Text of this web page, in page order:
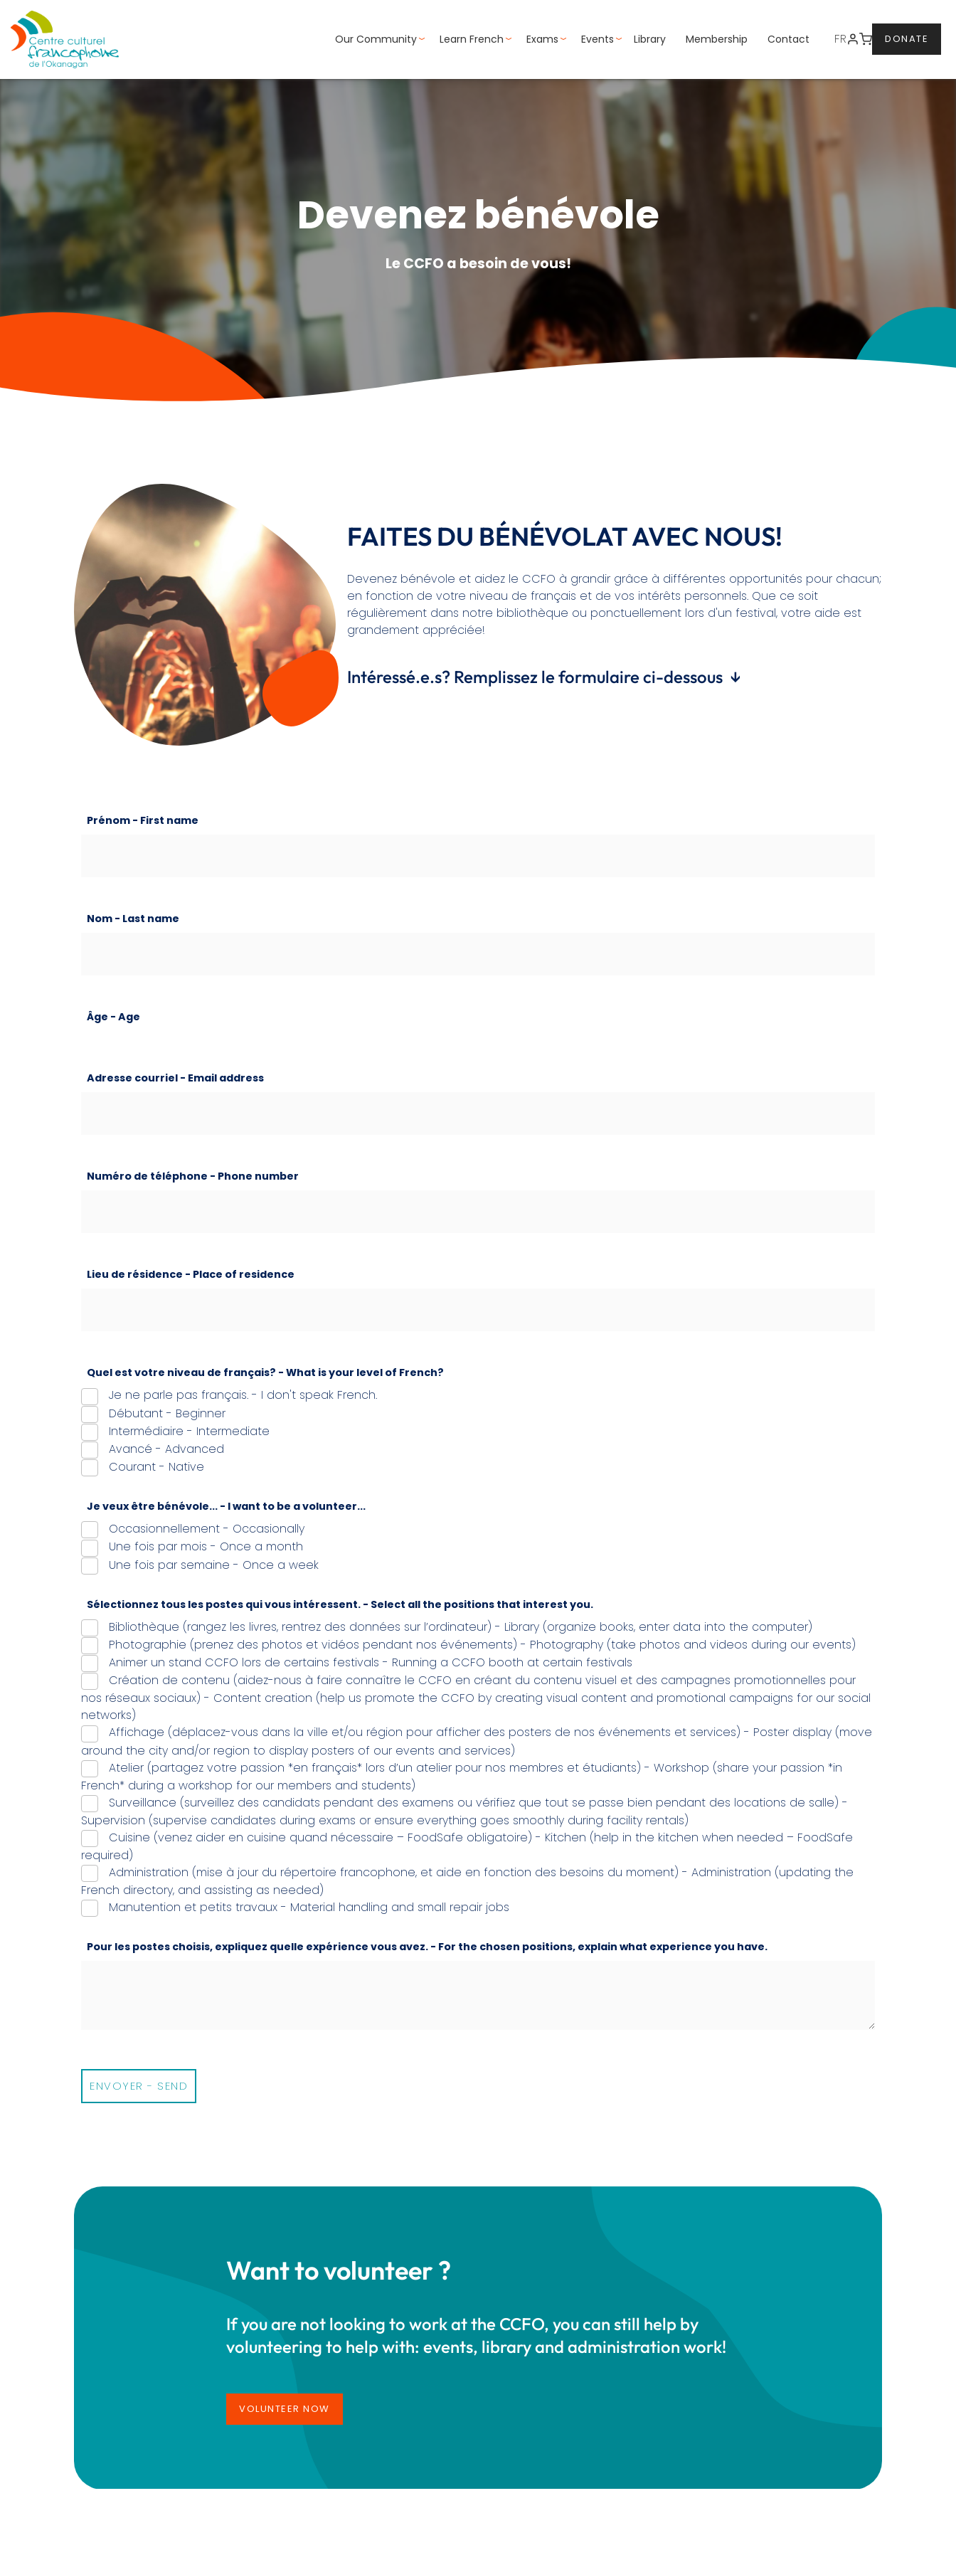
Our Community Learn French Exams Events Library Membership Contact FR DONATE
Devenez bénévole
Le CCFO a besoin de vous!
FAITES DU BÉNÉVOLAT AVEC NOUS!
Devenez bénévole et aidez le CCFO à grandir grâce à différentes opportunités pour chacun;
en fonction de votre niveau de français et de vos intérêts personnels. Que ce soit
régulièrement dans notre bibliothèque ou ponctuellement lors d'un festival, votre aide est
grandement appréciée!
Intéressé.e.s? Remplissez le formulaire ci-dessous ↓
Prénom - First name
Nom - Last name
Âge - Age
Adresse courriel - Email address
Numéro de téléphone - Phone number
Lieu de résidence - Place of residence
Quel est votre niveau de français? - What is your level of French?
Je ne parle pas français. - I don't speak French.
Débutant - Beginner
Intermédiaire - Intermediate
Avancé - Advanced
Courant - Native
Je veux être bénévole... - I want to be a volunteer...
Occasionnellement - Occasionally
Une fois par mois - Once a month
Une fois par semaine - Once a week
Sélectionnez tous les postes qui vous intéressent. - Select all the positions that interest you.
Bibliothèque (rangez les livres, rentrez des données sur l’ordinateur) - Library (organize books, enter data into the computer)
Photographie (prenez des photos et vidéos pendant nos événements) - Photography (take photos and videos during our events)
Animer un stand CCFO lors de certains festivals - Running a CCFO booth at certain festivals
Création de contenu (aidez-nous à faire connaître le CCFO en créant du contenu visuel et des campagnes promotionnelles pour
nos réseaux sociaux) - Content creation (help us promote the CCFO by creating visual content and promotional campaigns for our social
networks)
Affichage (déplacez-vous dans la ville et/ou région pour afficher des posters de nos événements et services) - Poster display (move
around the city and/or region to display posters of our events and services)
Atelier (partagez votre passion *en français* lors d’un atelier pour nos membres et étudiants) - Workshop (share your passion *in
French* during a workshop for our members and students)
Surveillance (surveillez des candidats pendant des examens ou vérifiez que tout se passe bien pendant des locations de salle) -
Supervision (supervise candidates during exams or ensure everything goes smoothly during facility rentals)
Cuisine (venez aider en cuisine quand nécessaire – FoodSafe obligatoire) - Kitchen (help in the kitchen when needed – FoodSafe
required)
Administration (mise à jour du répertoire francophone, et aide en fonction des besoins du moment) - Administration (updating the
French directory, and assisting as needed)
Manutention et petits travaux - Material handling and small repair jobs
Pour les postes choisis, expliquez quelle expérience vous avez. - For the chosen positions, explain what experience you have.
ENVOYER - SEND
Want to volunteer ?
If you are not looking to work at the CCFO, you can still help by
volunteering to help with: events, library and administration work!
VOLUNTEER NOW